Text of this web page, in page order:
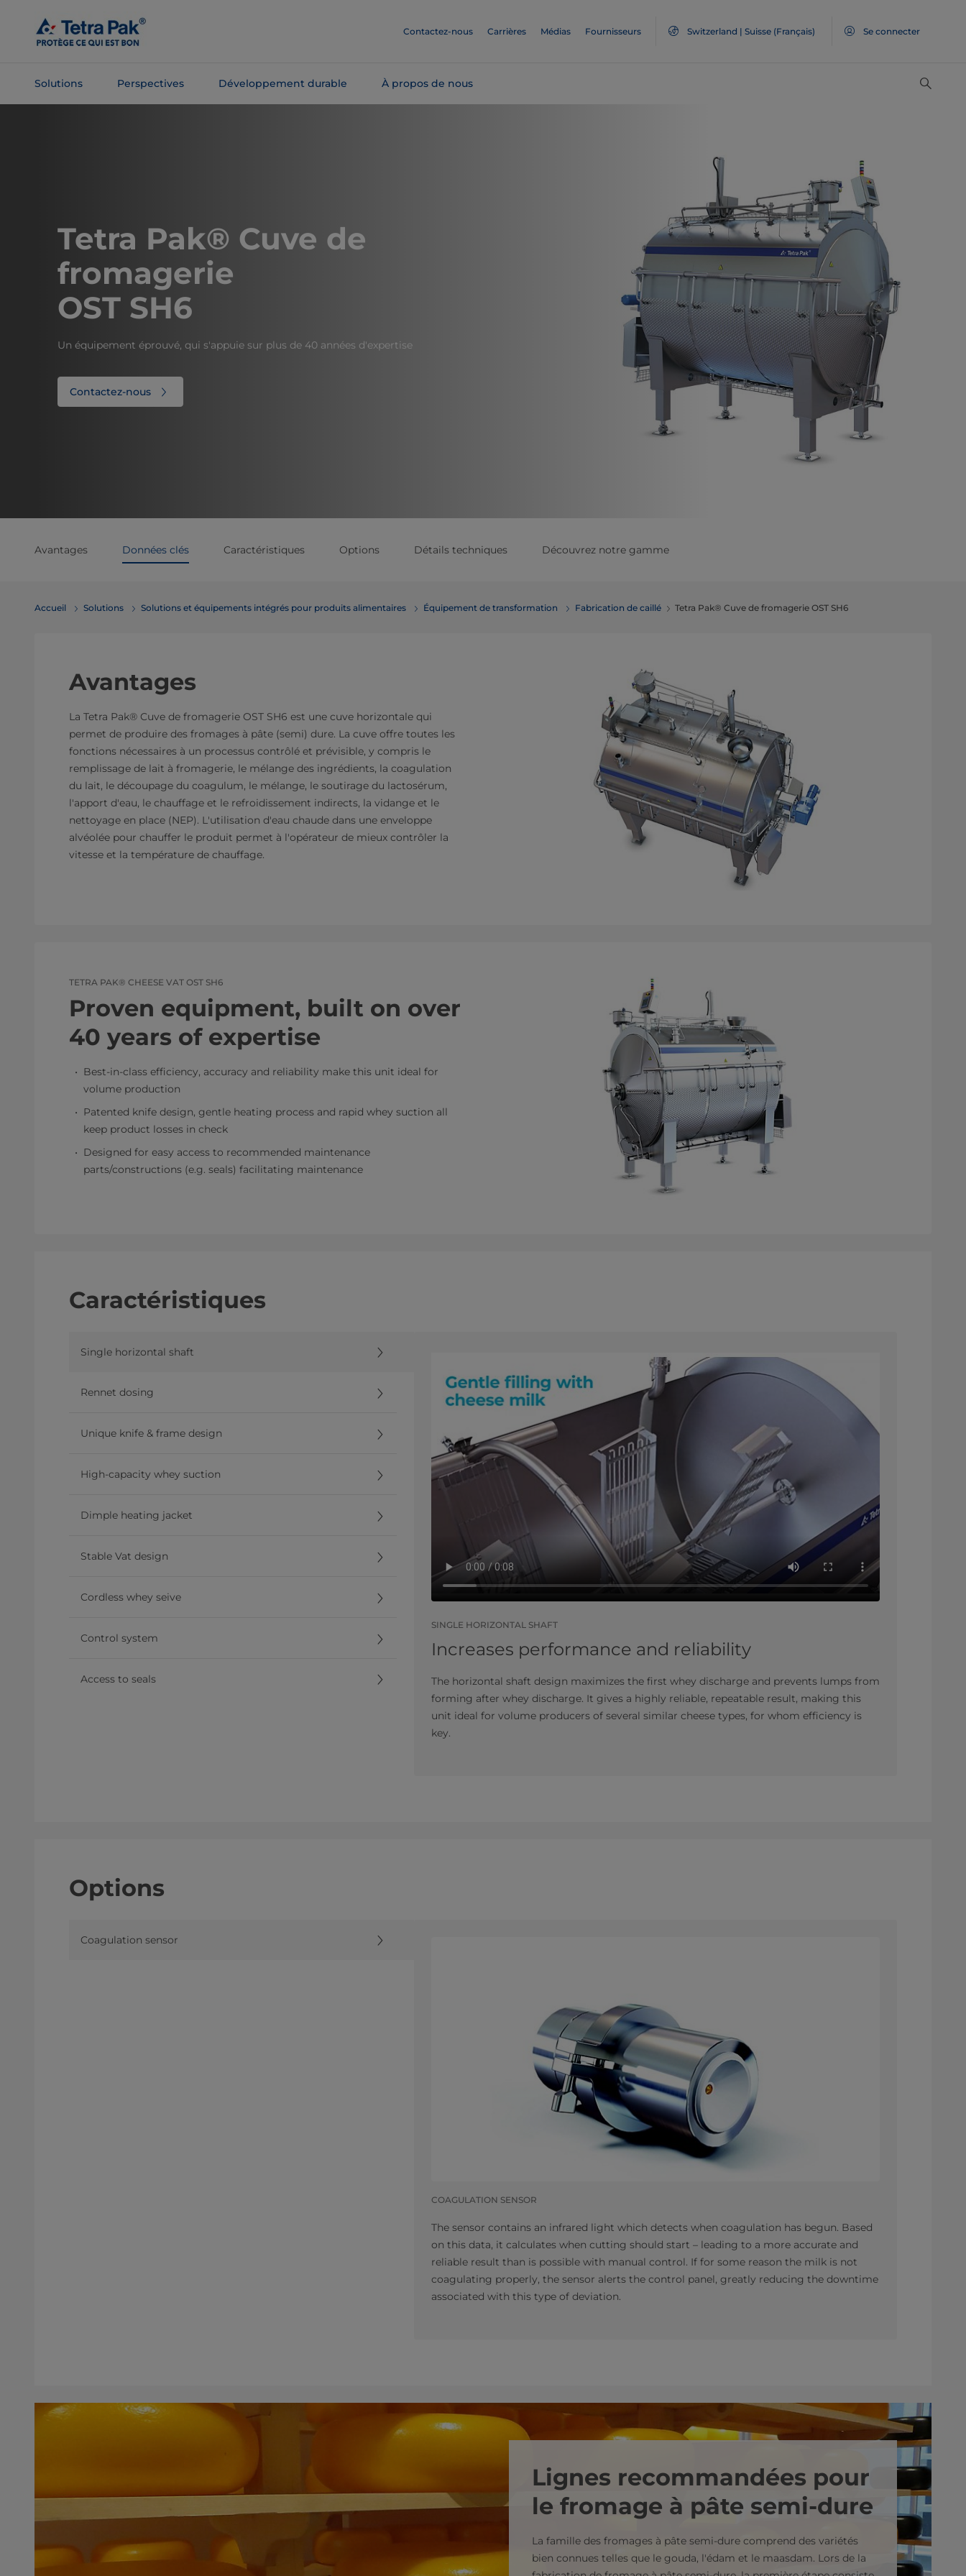
contenu
Contactez-nous Carrières Médias Fournisseurs Switzerland | Suisse (Français) Se connecter
Solutions Perspectives Développement durable À propos de nous
Tetra Pak® Cuve de
fromagerie
OST SH6
Un équipement éprouvé, qui s'appuie sur plus de 40 années d'expertise
Contactez-nous
Avantages Données clés Caractéristiques Options Détails techniques Découvrez notre gamme
Accueil Solutions Solutions et équipements intégrés pour produits alimentaires Équipement de transformation Fabrication de caillé Tetra Pak® Cuve de fromagerie OST SH6
Avantages
La Tetra Pak® Cuve de fromagerie OST SH6 est une cuve horizontale qui
permet de produire des fromages à pâte (semi) dure. La cuve offre toutes les
fonctions nécessaires à un processus contrôlé et prévisible, y compris le
remplissage de lait à fromagerie, le mélange des ingrédients, la coagulation
du lait, le découpage du coagulum, le mélange, le soutirage du lactosérum,
l'apport d'eau, le chauffage et le refroidissement indirects, la vidange et le
nettoyage en place (NEP). L'utilisation d'eau chaude dans une enveloppe
alvéolée pour chauffer le produit permet à l'opérateur de mieux contrôler la
vitesse et la température de chauffage.​
TETRA PAK® CHEESE VAT OST SH6
Proven equipment, built on over
40 years of expertise
Best-in-class efficiency, accuracy and reliability make this unit ideal for
volume production
Patented knife design, gentle heating process and rapid whey suction all
keep product losses in check
Designed for easy access to recommended maintenance
parts/constructions (e.g. seals) facilitating maintenance
Caractéristiques
Single horizontal shaft
Rennet dosing
Unique knife & frame design
High-capacity whey suction
Dimple heating jacket
Stable Vat design
Cordless whey seive
Control system
Access to seals
SINGLE HORIZONTAL SHAFT
Increases performance and reliability
The horizontal shaft design maximizes the first whey discharge and prevents lumps from
forming after whey discharge. It gives a highly reliable, repeatable result, making this
unit ideal for volume producers of several similar cheese types, for whom efficiency is
key.
Options
Coagulation sensor
COAGULATION SENSOR
The sensor contains an infrared light which detects when coagulation has begun. Based
on this data, it calculates when cutting should start – leading to a more accurate and
reliable result than is possible with manual control. If for some reason the milk is not
coagulating properly, the sensor alerts the control panel, greatly reducing the downtime
associated with this type of deviation.
Lignes recommandées pour
le fromage à pâte semi-dure
La famille des fromages à pâte semi-dure comprend des variétés
bien connues telles que le gouda, l'édam et le maasdam. Lors de la